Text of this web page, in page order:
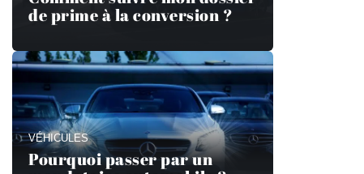
de prime à la conversion ?
VÉHICULES
Pourquoi passer par un